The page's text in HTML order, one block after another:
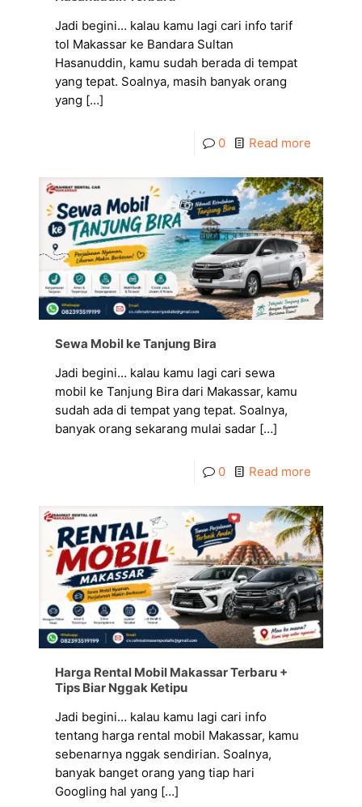
Jadi begini… kalau kamu lagi cari info tarif
tol Makassar ke Bandara Sultan
Hasanuddin, kamu sudah berada di tempat
yang tepat. Soalnya, masih banyak orang
yang […]
0 Read more
Sewa Mobil ke Tanjung Bira
Jadi begini… kalau kamu lagi cari sewa
mobil ke Tanjung Bira dari Makassar, kamu
sudah ada di tempat yang tepat. Soalnya,
banyak orang sekarang mulai sadar […]
0 Read more
Harga Rental Mobil Makassar Terbaru +
Tips Biar Nggak Ketipu
Jadi begini… kalau kamu lagi cari info
tentang harga rental mobil Makassar, kamu
sebenarnya nggak sendirian. Soalnya,
banyak banget orang yang tiap hari
Googling hal yang […]